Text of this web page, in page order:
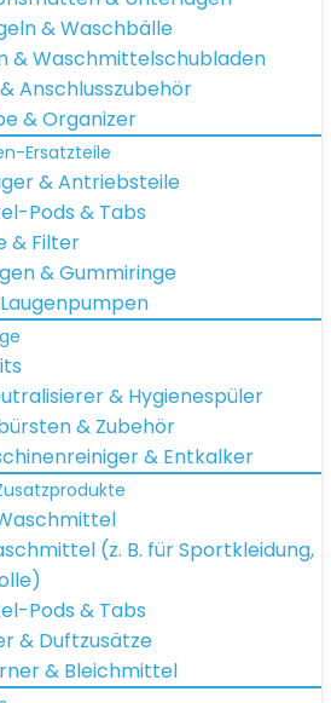
& Waschbälle
& Waschmittelschubladen
Anschlusszubehör
& Organizer
Ersatzteile
& Antriebsteile
Pods & Tabs
& Filter
& Gummiringe
& Hygienespüler
& Zubehör
& Entkalker
(z. B. für Sportkleidung,
Pods & Tabs
& Duftzusätze
& Bleichmittel